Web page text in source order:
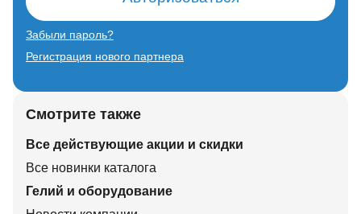
Забыли пароль?
Регистрация нового партнера
Смотрите также
Все действующие акции и скидки
Все новинки каталога
Гелий и оборудование